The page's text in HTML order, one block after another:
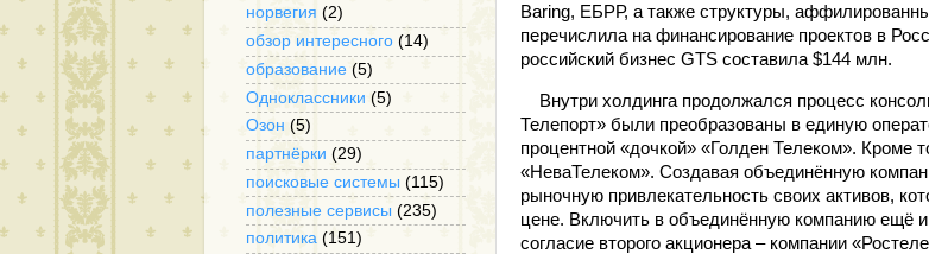
Baring, ЕБРР, а также структуры,
перечислила на финансирование проектов в
российский бизнес GTS составила $144 млн.
Внутри холдинга продолжался процесс
Телепорт» были преобразованы в единую
процентной «дочкой» «Голден Телеком». Кроме
«НеваТелеком». Создавая объединённую
рыночную привлекательность своих активов,
цене. Включить в объединённую компанию ещё
согласие второго акционера – компании
норвегия (2)
обзор интересного (14)
образование (5)
Одноклассники (5)
Озон (5)
партнёрки (29)
поисковые системы (115)
полезные сервисы (235)
политика (151)